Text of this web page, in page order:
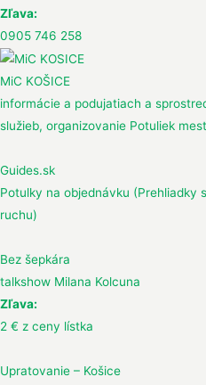
Zľava:
0905 746 258
MiC KOŠICE
informácie a podujatiach a
služieb, organizovanie Potuliek
Guides.sk
Potulky na objednávku (Prehliadky
ruchu)
Bez šepkára
talkshow Milana Kolcuna
Zľava:
2 € z ceny lístka
Upratovanie – Košice